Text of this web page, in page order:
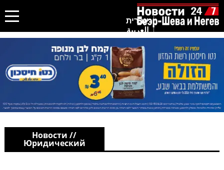
עברית
العربية
Новости //
Юридический